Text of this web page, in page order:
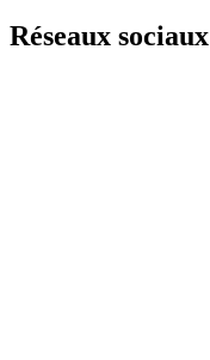
Réseaux sociaux